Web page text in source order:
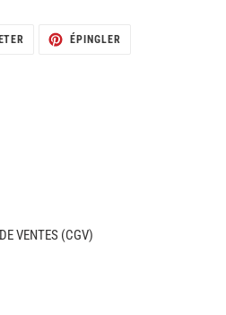
TWEETERÉPINGLER
VENTES (CGV)